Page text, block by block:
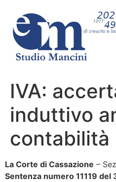
IVA:
induttivo
contabilità
La Corte di Cassazione –
Sentenza numero 11119 del